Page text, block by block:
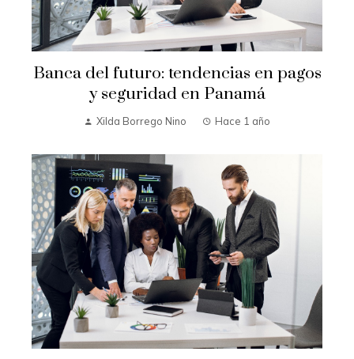
Banca del futuro: tendencias en pagos
y seguridad en Panamá
Xilda Borrego Nino Hace 1 año